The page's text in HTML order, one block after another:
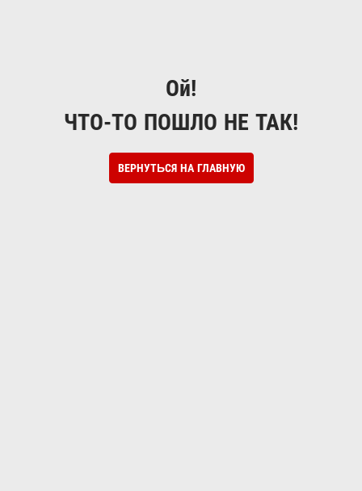
Ой!
ЧТО-ТО ПОШЛО НЕ ТАК!
ВЕРНУТЬСЯ НА ГЛАВНУЮ